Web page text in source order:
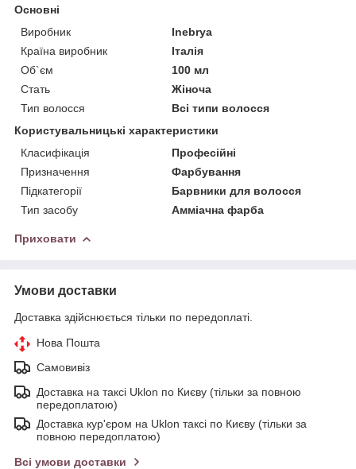
Основні
Виробник
Inebrya
Країна виробник
Італія
Об`єм
100 мл
Стать
Жіноча
Тип волосся
Всі типи волосся
Користувальницькі характеристики
Класифікація
Професійні
Призначення
Фарбування
Підкатегорії
Барвники для волосся
Тип засобу
Амміачна фарба
Приховати
Умови доставки
Доставка здійснюється тільки по передоплаті.
Нова Пошта
Самовивіз
Доставка на таксі Uklon по Києву (тільки за повною
передоплатою)
Доставка кур'єром на Uklon таксі по Києву (тільки за
повною передоплатою)
Всі умови доставки